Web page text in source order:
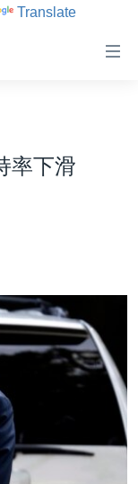
Translate
率下滑